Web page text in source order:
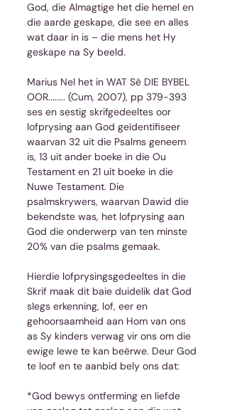
God, die Almagtige het die hemel en
die aarde geskape, die see en alles
wat daar in is – die mens het Hy
geskape na Sy beeld.
Marius Nel het in WAT Sê DIE BYBEL
OOR........ (Cum, 2007), pp 379-393
ses en sestig skrifgedeeltes oor
lofprysing aan God geïdentifiseer
waarvan 32 uit die Psalms geneem
is, 13 uit ander boeke in die Ou
Testament en 21 uit boeke in die
Nuwe Testament. Die
psalmskrywers, waarvan Dawid die
bekendste was, het lofprysing aan
God die onderwerp van ten minste
20% van die psalms gemaak.
Hierdie lofprysingsgedeeltes in die
Skrif maak dit baie duidelik dat God
slegs erkenning, lof, eer en
gehoorsaamheid aan Hom van ons
as Sy kinders verwag vir ons om die
ewige lewe te kan beërwe. Deur God
te loof en te aanbid bely ons dat:
*God bewys ontferming en liefde